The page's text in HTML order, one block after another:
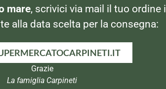
mare, scrivici via mail il tuo ordine il
alla data scelta per la consegna:
Grazie
La famiglia Carpineti